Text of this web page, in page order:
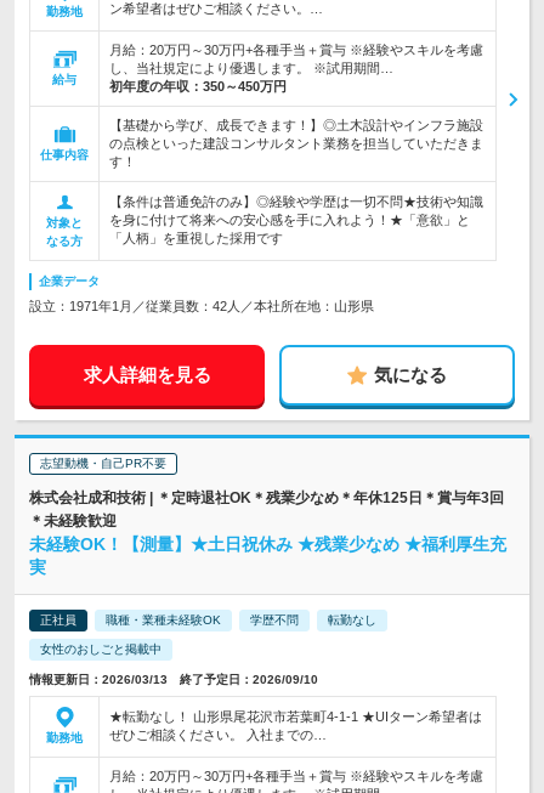
勤務地
ン希望者はぜひご相談ください。…
給与
月給：20万円～30万円+各種手当＋賞与 ※経験やスキルを考慮
し、当社規定により優遇します。 ※試用期間…
初年度の年収： 350～450万円
仕事内容
【基礎から学び、成長できます！】◎土木設計やインフラ施設
の点検といった建設コンサルタント業務を担当していただきま
す！
対象と
なる方
【条件は普通免許のみ】◎経験や学歴は一切不問★技術や知識
を身に付けて将来への安心感を手に入れよう！★「意欲」と
「人柄」を重視した採用です
企業データ
設立：1971年1月／従業員数：42人／本社所在地：山形県
求人詳細を見る 気になる
志望動機・自己PR不要
株式会社成和技術 | ＊定時退社OK＊残業少なめ＊年休125日＊賞与年3回
＊未経験歓迎
未経験OK！【測量】★土日祝休み ★残業少なめ ★福利厚生充
実
正社員 職種・業種未経験OK 学歴不問 転勤なし
女性のおしごと掲載中
情報更新日：2026/03/13 終了予定日：2026/09/10
勤務地
★転勤なし！ 山形県尾花沢市若葉町4-1-1 ★UIターン希望者は
ぜひご相談ください。 入社までの…
月給：20万円～30万円+各種手当＋賞与 ※経験やスキルを考慮